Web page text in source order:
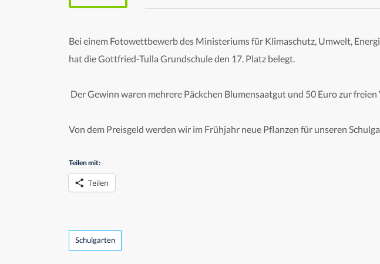
Bei einem Fotowettbewerb des Ministeriums für Klimaschutz, Umwelt,
hat die Gottfried-Tulla Grundschule den 17. Platz belegt.
Der Gewinn waren mehrere Päckchen Blumensaatgut und 50 Euro zur freien
Von dem Preisgeld werden wir im Frühjahr neue Pflanzen für unseren
Teilen mit:
Teilen
Tags
Schulgarten